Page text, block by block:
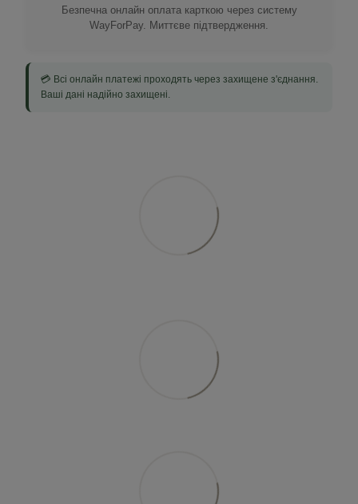
Безпечна онлайн оплата карткою через систему
WayForPay. Миттєве підтвердження.
💳 Всі онлайн платежі проходять через захищене з'єднання.
Ваші дані надійно захищені.